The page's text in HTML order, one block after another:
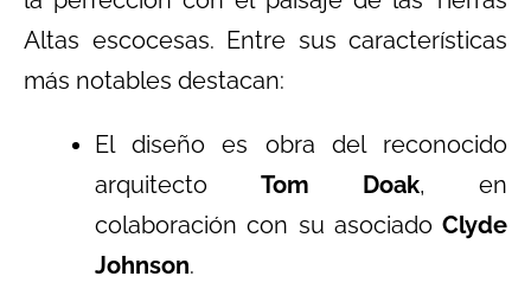
Altas escocesas. Entre sus características
más notables destacan:
El diseño es obra del reconocido
arquitecto Tom Doak, en
colaboración con su asociado Clyde
Johnson.